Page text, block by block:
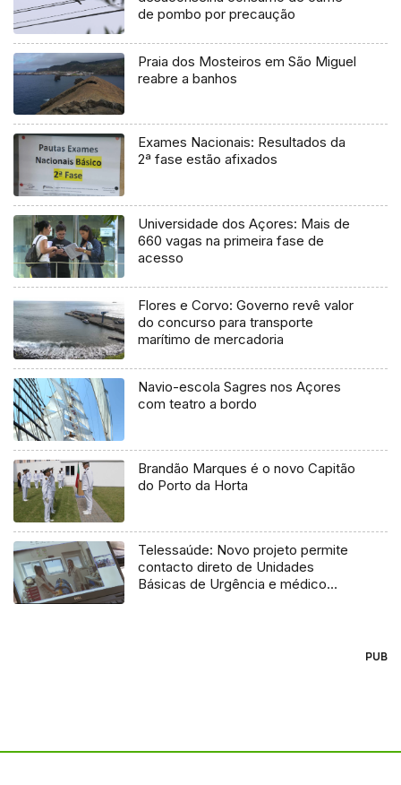
de pombo por precaução
Praia dos Mosteiros em São Miguel
reabre a banhos
Exames Nacionais: Resultados da
2ª fase estão afixados
Universidade dos Açores: Mais de
660 vagas na primeira fase de
acesso
Flores e Corvo: Governo revê valor
do concurso para transporte
marítimo de mercadoria
Navio-escola Sagres nos Açores
com teatro a bordo
Brandão Marques é o novo Capitão
do Porto da Horta
Telessaúde: Novo projeto permite
contacto direto de Unidades
Básicas de Urgência e médico
PUB